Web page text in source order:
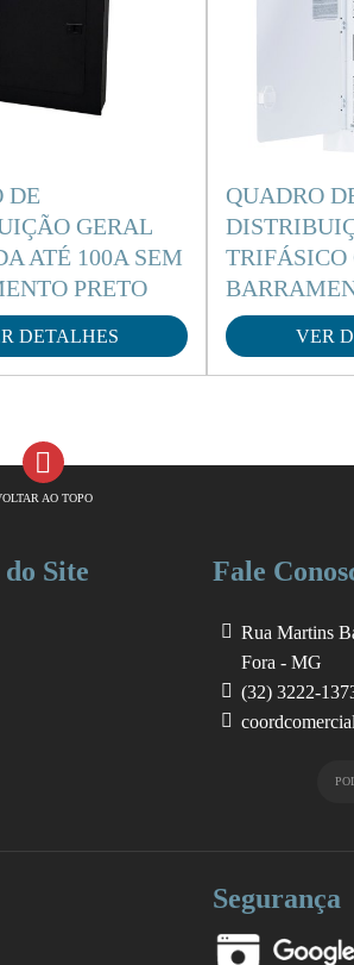
DE
GERAL
ATÉ 100A SEM
PRETO
DETALHES
QUADRO
TRIFÁSICO
VER
AO TOPO
Site Fale
Rua Martins
Fora - MG
(32) 3222-
Segurança